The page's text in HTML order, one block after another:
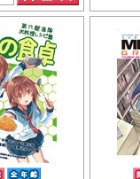
・・